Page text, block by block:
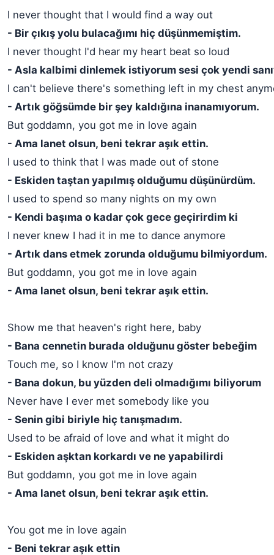
I never thought that I would find a way out
- Bir çıkış yolu bulacağımı hiç düşünmemiştim.
I never thought I'd hear my heart beat so loud
- Asla kalbimi dinlemek istiyorum sesi çok yendi
I can't believe there's something left in my chest
- Artık göğsümde bir şey kaldığına inanamıyorum.
But goddamn, you got me in love again
- Ama lanet olsun, beni tekrar aşık ettin.
I used to think that I was made out of stone
- Eskiden taştan yapılmış olduğumu düşünürdüm.
I used to spend so many nights on my own
- Kendi başıma o kadar çok gece geçirirdim ki
I never knew I had it in me to dance anymore
- Artık dans etmek zorunda olduğumu bilmiyordum.
But goddamn, you got me in love again
- Ama lanet olsun, beni tekrar aşık ettin.
Show me that heaven's right here, baby
- Bana cennetin burada olduğunu göster bebeğim
Touch me, so I know I'm not crazy
- Bana dokun, bu yüzden deli olmadığımı biliyorum
Never have I ever met somebody like you
- Senin gibi biriyle hiç tanışmadım.
Used to be afraid of love and what it might do
- Eskiden aşktan korkardı ve ne yapabilirdi
But goddamn, you got me in love again
- Ama lanet olsun, beni tekrar aşık ettin.
You got me in love again
- Beni tekrar aşık ettin